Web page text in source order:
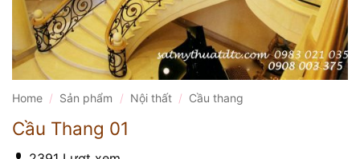
Home / Sản phẩm / Nội thất / Cầu thang
Cầu Thang 01